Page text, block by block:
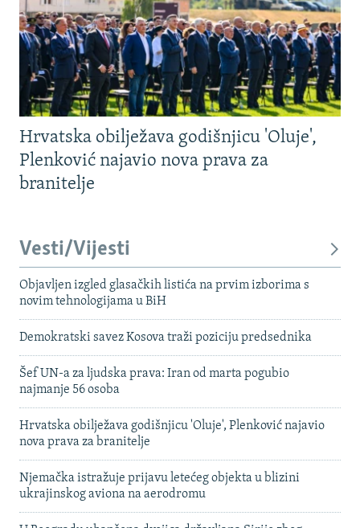
Hrvatska obilježava godišnjicu 'Oluje',
Plenković najavio nova prava za
branitelje
Vesti/Vijesti
Objavljen izgled glasačkih listića na prvim izborima s
novim tehnologijama u BiH
Demokratski savez Kosova traži poziciju predsednika
Šef UN-a za ljudska prava: Iran od marta pogubio
najmanje 56 osoba
Hrvatska obilježava godišnjicu 'Oluje', Plenković najavio
nova prava za branitelje
Njemačka istražuje prijavu letećeg objekta u blizini
ukrajinskog aviona na aerodromu